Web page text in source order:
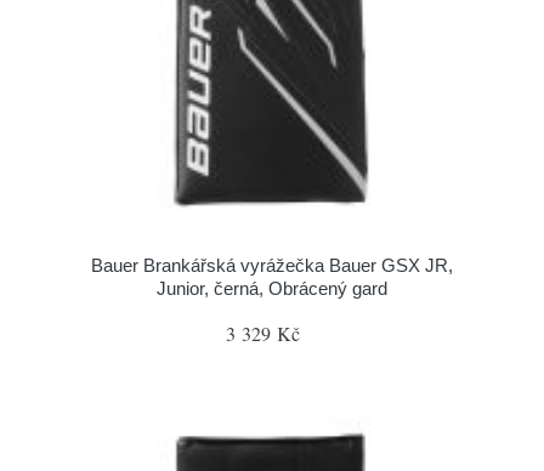
Bauer Brankářská vyrážečka Bauer GSX JR,
Junior, černá, Obrácený gard
3 329 Kč